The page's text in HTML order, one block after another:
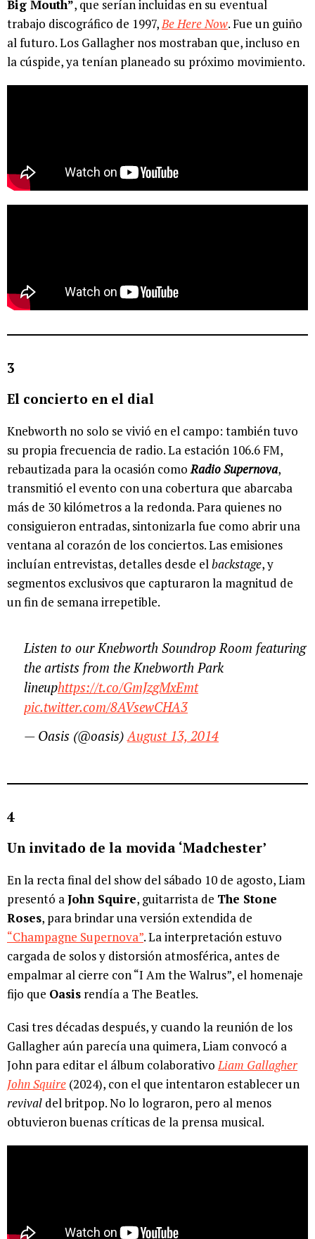
Big Mouth”, que serían incluidas en su eventual
trabajo discográfico de 1997,Be Here Now. Fue un guiño
al futuro. Los Gallagher nos mostraban que, incluso en
la cúspide, ya tenían planeado su próximo movimiento.
3
El concierto en el dial
Knebworth no solo se vivió en el campo: también tuvo
su propia frecuencia de radio. La estación 106.6 FM,
rebautizada para la ocasión comoRadio Supernova,
transmitió el evento con una cobertura que abarcaba
más de 30 kilómetros a la redonda. Para quienes no
consiguieron entradas, sintonizarla fue como abrir una
ventana al corazón de los conciertos. Las emisiones
incluían entrevistas, detalles desde elbackstage, y
segmentos exclusivos que capturaron la magnitud de
un fin de semana irrepetible.
Listen to our Knebworth Soundrop Room featuring
the artists from the Knebworth Park
lineuphttps://t.co/GmJzgMxEmt
pic.twitter.com/8AVsewCHA3
— Oasis (@oasis)August 13, 2014
4
Un invitado de la movida ‘Madchester’
En la recta final del show del sábado 10 de agosto, Liam
presentó aJohn Squire, guitarrista de The Stone
Roses, para brindar una versión extendida de
“Champagne Supernova”. La interpretación estuvo
cargada de solos y distorsión atmosférica, antes de
empalmar al cierre con “I Am the Walrus”, el homenaje
fijo que Oasis rendía a The Beatles.
Casi tres décadas después, y cuando la reunión de los
Gallagher aún parecía una quimera, Liam convocó a
John para editar el álbum colaborativoLiam Gallagher
John Squire (2024), con el que intentaron establecer un
revival del britpop. No lo lograron, pero al menos
obtuvieron buenas críticas de la prensa musical.